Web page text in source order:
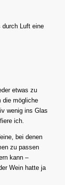
Luft eine
etwas zu
die mögliche
wenig ins Glas
ich.
bei denen
zu passen
kann –
Wein hatte ja